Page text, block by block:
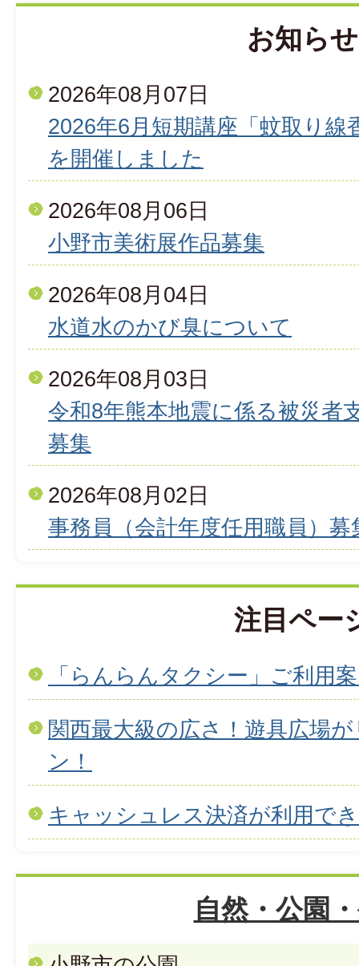
お知らせ
2026年08月07日
2026年6月短期講座「蚊取り
を開催しました
2026年08月06日
小野市美術展作品募集
2026年08月04日
水道水のかび臭について
2026年08月03日
令和8年熊本地震に係る被災者
募集
2026年08月02日
事務員（会計年度任用職員）募
注目ペー
「らんらんタクシー」ご利用
関西最大級の広さ！遊具広場
ン！
キャッシュレス決済が利用で
自然・公園